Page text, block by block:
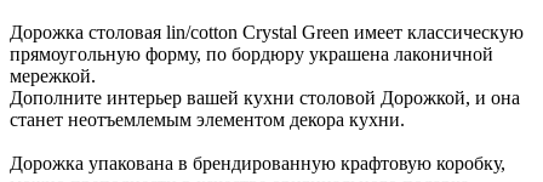
Дорожка столовая lin/cotton Crystal Green имеет классическую
прямоугольную форму, по бордюру украшена лаконичной
мережкой.
Дополните интерьер вашей кухни столовой Дорожкой, и она
станет неотъемлемым элементом декора кухни.
Дорожка упакована в брендированную крафтовую коробку,